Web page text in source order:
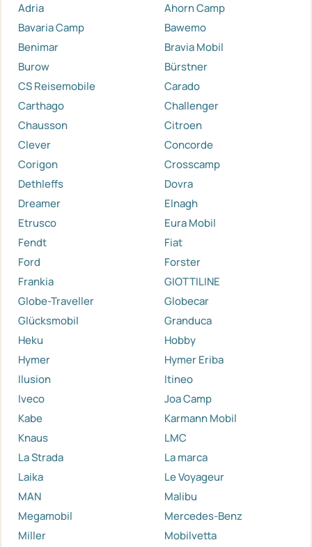
Adria
Ahorn Camp
Bavaria Camp
Bawemo
Benimar
Bravia Mobil
Burow
Bürstner
CS Reisemobile
Carado
Carthago
Challenger
Chausson
Citroen
Clever
Concorde
Corigon
Crosscamp
Dethleffs
Dovra
Dreamer
Elnagh
Etrusco
Eura Mobil
Fendt
Fiat
Ford
Forster
Frankia
GIOTTILINE
Globe-Traveller
Globecar
Glücksmobil
Granduca
Heku
Hobby
Hymer
Hymer Eriba
Ilusion
Itineo
Iveco
Joa Camp
Kabe
Karmann Mobil
Knaus
LMC
La Strada
La marca
Laika
Le Voyageur
MAN
Malibu
Megamobil
Mercedes-Benz
Miller
Mobilvetta